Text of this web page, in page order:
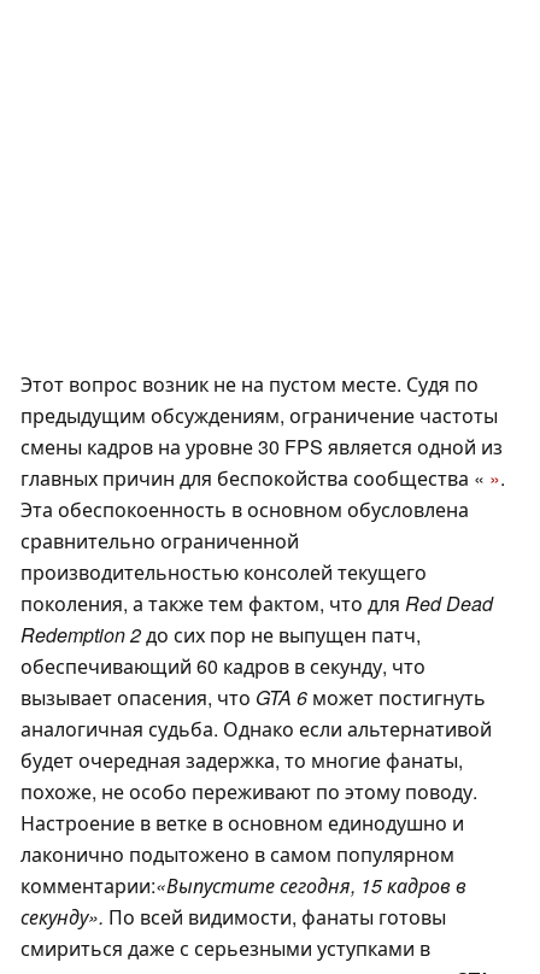
Этот вопрос возник не на пустом месте. Судя по
предыдущим обсуждениям, ограничение частоты
смены кадров на уровне 30 FPS является одной из
главных причин для беспокойства сообщества « ».
Эта обеспокоенность в основном обусловлена
сравнительно ограниченной
производительностью консолей текущего
поколения, а также тем фактом, что для Red Dead
Redemption 2до сих пор не выпущен патч,
обеспечивающий 60 кадров в секунду, что
вызывает опасения, что GTA 6 может постигнуть
аналогичная судьба. Однако если альтернативой
будет очередная задержка, то многие фанаты,
похоже, не особо переживают по этому поводу.
Настроение в ветке в основном единодушно и
лаконично подытожено в самом популярном
комментарии:«Выпустите сегодня, 15 кадров в
секунду». По всей видимости, фанаты готовы
смириться даже с серьезными уступками в